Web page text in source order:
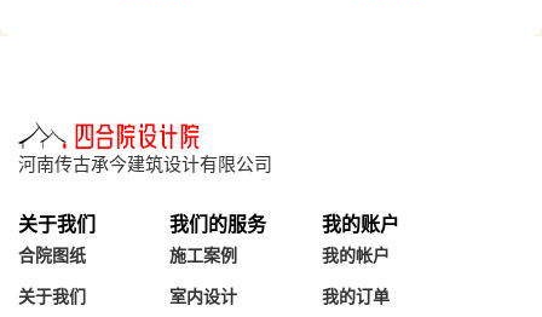
河南传古承今建筑设计有限公司
关于我们
合院图纸
关于我们
我们的服务
施工案例
室内设计
我的账户
我的帐户
我的订单